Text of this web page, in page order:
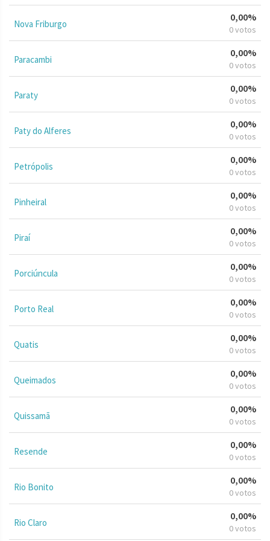
Nova Friburgo
0,00%
0 votos
Paracambi
0,00%
0 votos
Paraty
0,00%
0 votos
Paty do Alferes
0,00%
0 votos
Petrópolis
0,00%
0 votos
Pinheiral
0,00%
0 votos
Piraí
0,00%
0 votos
Porciúncula
0,00%
0 votos
Porto Real
0,00%
0 votos
Quatis
0,00%
0 votos
Queimados
0,00%
0 votos
Quissamã
0,00%
0 votos
Resende
0,00%
0 votos
Rio Bonito
0,00%
0 votos
Rio Claro
0,00%
0 votos